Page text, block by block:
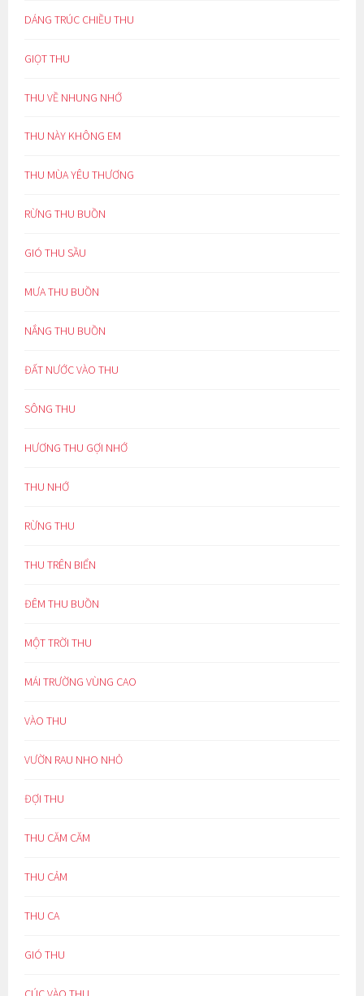
DÁNG TRÚC CHIỀU THU
GIỌT THU
THU VỀ NHUNG NHỚ
THU NÀY KHÔNG EM
THU MÙA YÊU THƯƠNG
RỪNG THU BUỒN
GIÓ THU SẦU
MƯA THU BUỒN
NẮNG THU BUỒN
ĐẤT NƯỚC VÀO THU
SÔNG THU
HƯƠNG THU GỢI NHỚ
THU NHỚ
RỪNG THU
THU TRÊN BIỂN
ĐÊM THU BUỒN
MỘT TRỜI THU
MÁI TRƯỜNG VÙNG CAO
VÀO THU
VƯỜN RAU NHO NHỎ
ĐỢI THU
THU CĂM CĂM
THU CẢM
THU CA
GIÓ THU